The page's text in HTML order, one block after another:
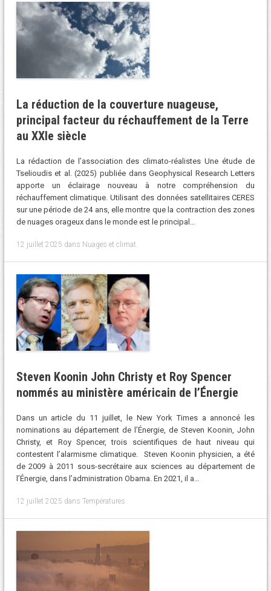
La réduction de la couverture nuageuse,
principal facteur du réchauffement de la Terre
au XXIe siècle
La rédaction de l’association des climato-réalistes Une étude de
Tselioudis et al. (2025) publiée dans Geophysical Research Letters
apporte un éclairage nouveau à notre compréhension du
réchauffement climatique. Utilisant des données satellitaires CERES
sur une période de 24 ans, elle montre que la contraction des zones
de nuages ​​orageux dans le monde est le principal…
12 juillet 2025 dans Nuages et climat
Steven Koonin John Christy et Roy Spencer
nommés au ministère américain de l’Énergie
Dans un article du 11 juillet, le New York Times a annoncé les
nominations au département de l’Énergie, de Steven Koonin, John
Christy, et Roy Spencer, trois scientifiques de haut niveau qui
contestent l’alarmisme climatique. Steven Koonin physicien, a été
de 2009 à 2011 sous-secrétaire aux sciences au département de
l’Énergie, dans l’administration Obama. En 2021, il a…
12 juillet 2025 dans Températures